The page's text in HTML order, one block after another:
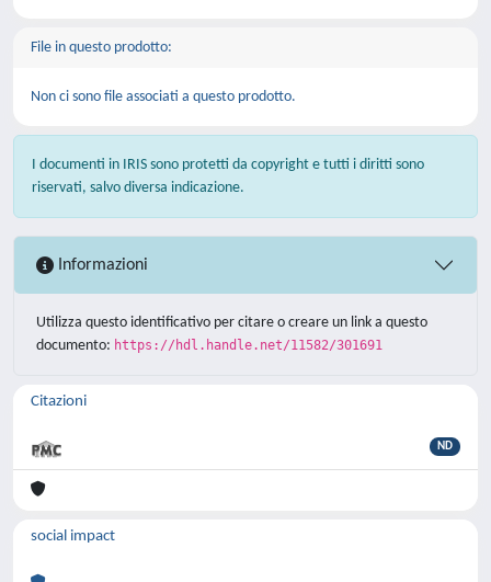
File in questo prodotto:
Non ci sono file associati a questo prodotto.
I documenti in IRIS sono protetti da copyright e tutti i diritti sono
riservati, salvo diversa indicazione.
Informazioni
Utilizza questo identificativo per citare o creare un link a questo
documento: https://hdl.handle.net/11582/301691
Citazioni
ND
social impact